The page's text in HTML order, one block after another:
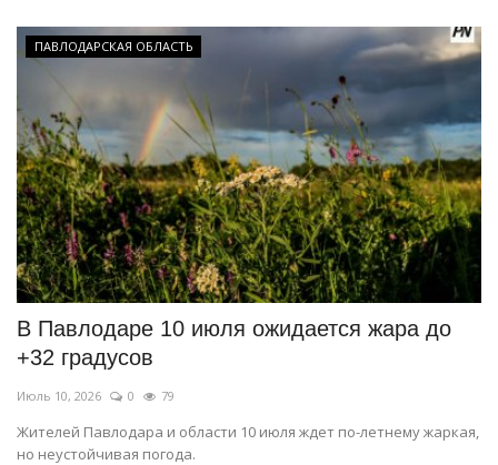
ПАВЛОДАРСКАЯ ОБЛАСТЬ
В Павлодаре 10 июля ожидается жара до
+32 градусов
Июль 10, 2026 0 79
Жителей Павлодара и области 10 июля ждет по-летнему жаркая,
но неустойчивая погода.